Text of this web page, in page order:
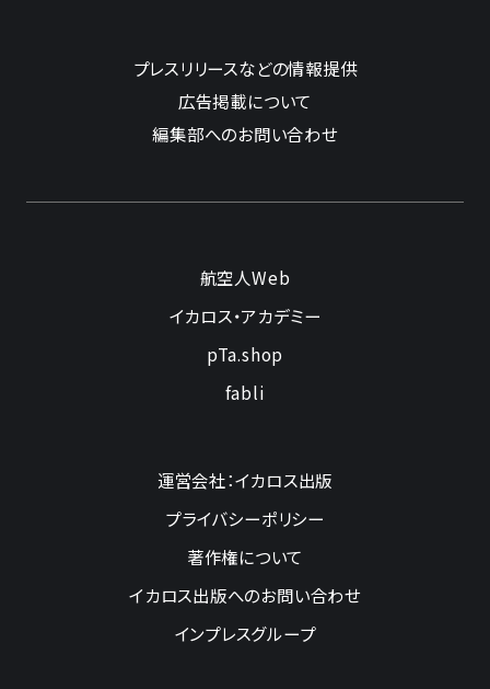
プレスリリースなどの情報提供
広告掲載について
編集部へのお問い合わせ
航空人Web
イカロス・アカデミー
pTa.shop
fabli
運営会社：イカロス出版
プライバシーポリシー
著作権について
イカロス出版へのお問い合わせ
インプレスグループ